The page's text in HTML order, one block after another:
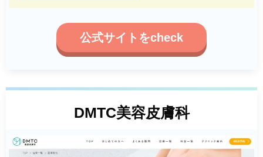
公式サイトをcheck
DMTC美容皮膚科